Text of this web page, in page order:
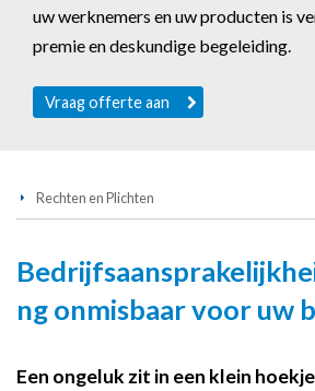
uw werknemers en uw producten is
premie en deskundige begeleiding.
Vraag offerte aan
Rechten en Plichten
ng onmisbaar voor uw
Een ongeluk zit in een klein